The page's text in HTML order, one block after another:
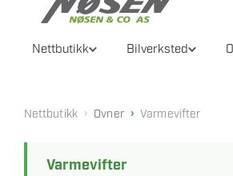
Nettbutikk Bilverksted
Nettbutikk › Ovner › Varmevifter
Varmevifter